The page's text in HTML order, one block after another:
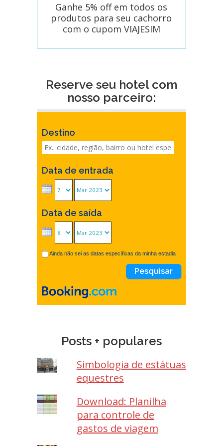
Ganhe 5% off em todos os
produtos para seu cachorro
com o cupom VIAJESIM
Reserve seu hotel com
nosso parceiro:
Destino
Data de entrada
Data de saída
Ainda não sei as datas específicas da minha estadia
Posts + populares
Simbologia de estátuas
equestres
Download: Planilha
para controle de
gastos de viagem